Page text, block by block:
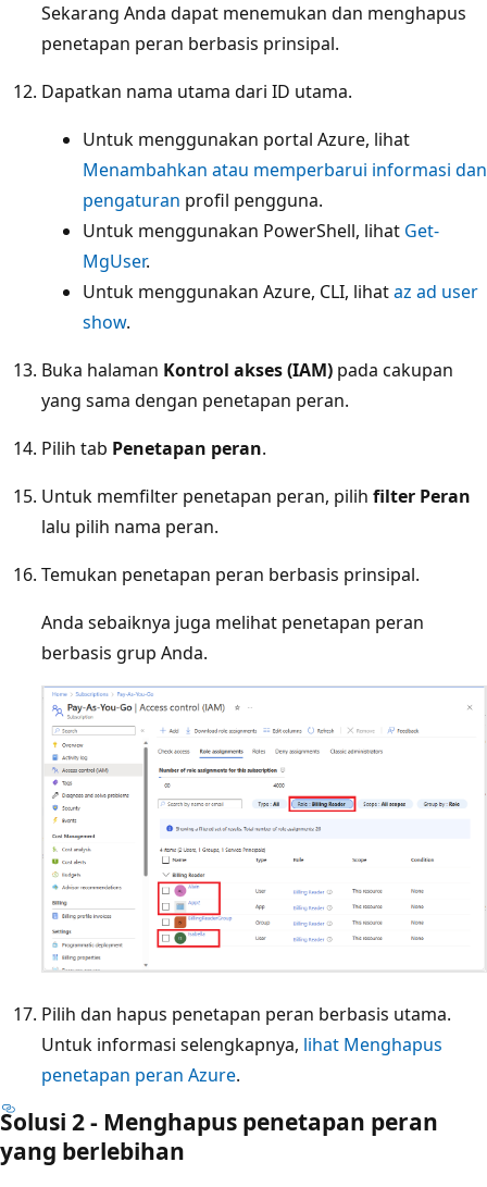
Sekarang Anda dapat menemukan dan menghapus
penetapan peran berbasis prinsipal.
Dapatkan nama utama dari ID utama.
Untuk menggunakan portal Azure, lihat
Menambahkan atau memperbarui informasi dan
pengaturan profil pengguna.
Untuk menggunakan PowerShell, lihat Get-
MgUser.
Untuk menggunakan Azure, CLI, lihataz ad user
show.
Buka halaman Kontrol akses (IAM) pada cakupan
yang sama dengan penetapan peran.
Pilih tab Penetapan peran.
Untuk memfilter penetapan peran, pilih filter Peran
lalu pilih nama peran.
Temukan penetapan peran berbasis prinsipal.
Anda sebaiknya juga melihat penetapan peran
berbasis grup Anda.
Pilih dan hapus penetapan peran berbasis utama.
Untuk informasi selengkapnya, lihat Menghapus
penetapan peran Azure.
Solusi 2 - Menghapus penetapan peran
yang berlebihan